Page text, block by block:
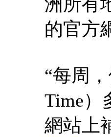
的官方
“每周
Time）
網站上